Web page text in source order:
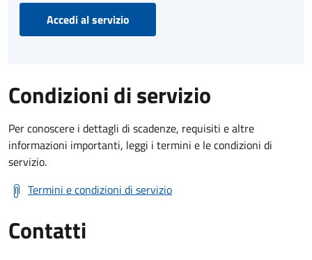
Accedi al servizio
Condizioni di servizio
Per conoscere i dettagli di scadenze, requisiti e altre
informazioni importanti, leggi i termini e le condizioni di
servizio.
Termini e condizioni di servizio
Contatti